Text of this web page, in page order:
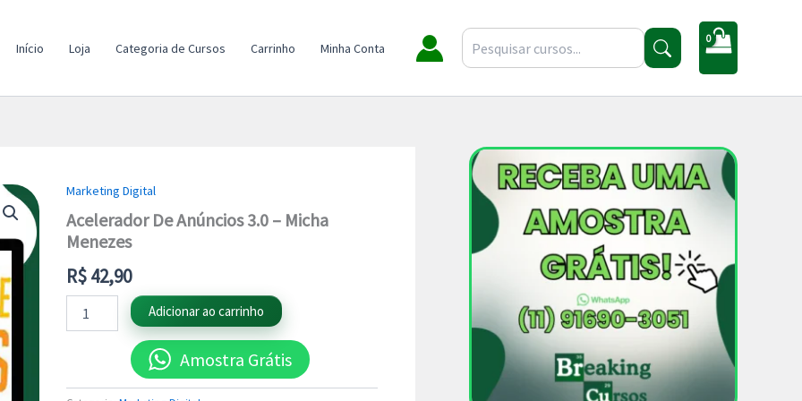
Início Loja Categoria de Cursos Carrinho Minha Conta
Marketing Digital
Acelerador De Anúncios 3.0 – Micha
Menezes
R$42,90
Acelerador
De
Anúncios
3.0
Micha
Menezes
quantidade
Adicionar ao carrinho
Amostra Grátis